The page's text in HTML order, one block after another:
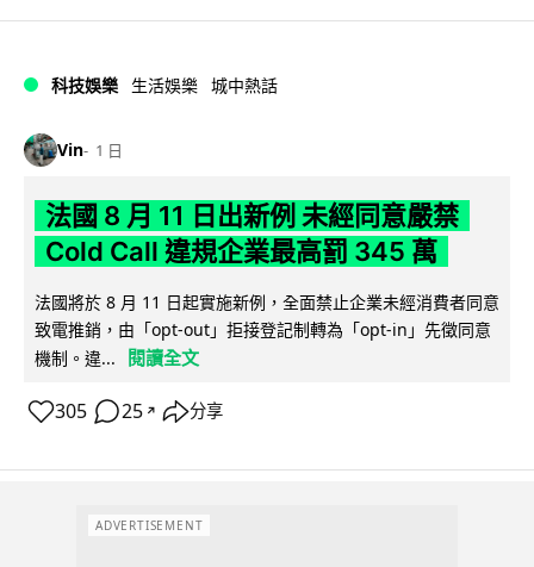
科技娛樂 生活娛樂 城中熱話
Vin 1 日
法國 8 月 11 日出新例 未經同意嚴禁
Cold Call 違規企業最高罰 345 萬
法國將於 8 月 11 日起實施新例，全面禁止企業未經消費者同意
致電推銷，由「opt-out」拒接登記制轉為「opt-in」先徵同意
機制。違...
閱讀全文
305 25 ↗ 分享
ADVERTISEMENT